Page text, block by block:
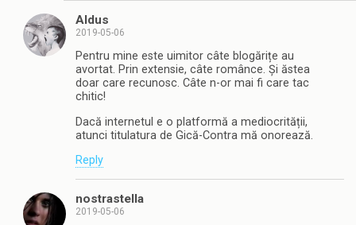
Aldus
2019-05-06
Pentru mine este uimitor câte blogărițe au
avortat. Prin extensie, câte românce. Și ăstea
doar care recunosc. Câte n-or mai fi care tac
chitic!
Dacă internetul e o platformă a mediocrității,
atunci titulatura de Gică-Contra mă onorează.
Reply
nostrastella
2019-05-06